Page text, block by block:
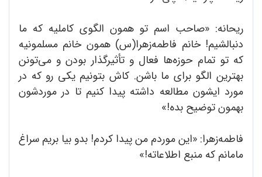
ریحانه: «صاحب اسم تو همون الگوی کاملیه که ما
دنبالشیم! خانم فاطمه‌زهرا‌(س) همون خانم مسلمونیه
که تو تمام حوزه‌ها فعال و تأثیرگذار بودن و می‌تونن
بهترین الگو برای ما باشن. کاش بتونیم یکی رو که در
مورد ایشون مطالعه داشته پیدا کنیم تا در موردشون
بهمون توضیح بده!»
فاطمه‌زهرا: «این موردم من پیدا کردم! بدو بیا بریم سراغ
مامانم که منبع اطلاعاته!»